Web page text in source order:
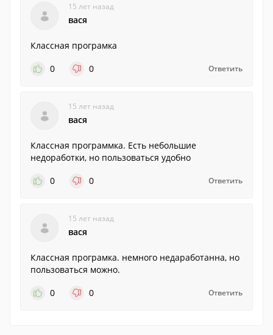
15 лет назад
вася
Классная програмка
0
0 Ответить
15 лет назад
вася
Классная программка. Есть небольшие
недоработки, но пользоваться удобно
0
0 Ответить
15 лет назад
вася
Классная програмка. немного недаработанна, но
пользоваться можно.
0
0 Ответить